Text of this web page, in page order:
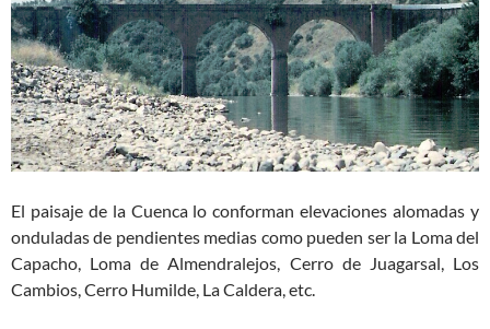
El paisaje de la Cuenca lo conforman elevaciones alomadas y
onduladas de pendientes medias como pueden ser la Loma del
Capacho, Loma de Almendralejos, Cerro de Juagarsal, Los
Cambios, Cerro Humilde, La Caldera, etc.